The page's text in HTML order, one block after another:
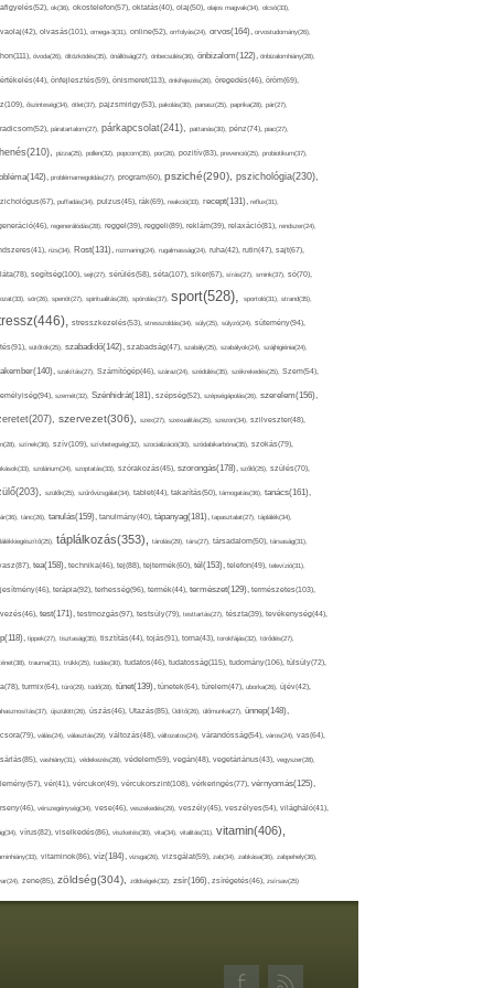
ok(36), okostelefon(57), oktatás(40), olaj(50), olajos magvak(34), olcsó(33),
olvasás(101), omega-3(31), online(52), orrfolyás(24), orvos(164), orvostudomány(26),
óvoda(26), öltözködés(35), önállóság(27), önbecsülés(36), önbizalom(122), önbizalomhiány(28),
önfejlesztés(59), önismeret(113), önkifejezés(26), öregedés(46), öröm(69),
őszinteség(34), ötlet(37), pajzsmirigy(53), pakolás(30), panasz(25), paprika(28), pár(27),
páratartalom(27), párkapcsolat(241), pattanás(30), pénz(74), piac(27),
pizza(25), pollen(32), popcorn(35), por(26), pozitív(83), prevenció(25), probiotikum(37),
problémamegoldás(27), program(60), psziché(290), pszichológia(230),
puffadás(34), pulzus(45), rák(69), reakció(33), recept(131), reflux(31),
regenerálódás(28), reggel(39), reggeli(89), reklám(39), relaxáció(81), rendszer(24),
rizs(34), Rost(131), rozmaring(24), rugalmasság(24), ruha(42), rutin(47), sajt(67),
segítség(100), sejt(27), sérülés(58), séta(107), siker(67), sírás(27), smink(37), só(70),
sör(26), spenót(27), spiritualitás(28), spórolás(37), sport(528), sportoló(31), strand(35),
stresszkezelés(53), stresszoldás(34), súly(25), súlyzó(24), sütemény(94),
sütőtök(25), szabadidő(142), szabadság(47), szabály(25), szabályok(24), szájhigiénia(24),
szakítás(27), Számítógép(46), száraz(24), szédülés(35), székrekedés(25), Szem(54),
szemét(32), Szénhidrát(181), szépség(52), szépségápolás(26), szerelem(156),
szervezet(306), szex(27), szexualitás(25), szezon(34), szilveszter(48),
színek(36), szív(109), szívbetegség(32), szocializáció(30), szódabikarbóna(35), szokás(79),
szolárium(24), szoptatás(33), szórakozás(45), szorongás(178), szőlő(25), szülés(70),
szülők(25), szűrővizsgálat(34), tablet(44), takarítás(50), támogatás(36), tanács(161),
tánc(26), tanulás(159), tanulmány(40), tápanyag(181), tapasztalat(27), táplálék(34),
táplálkozás(353), tárolás(29), társ(27), társadalom(50), társaság(31),
tea(158), technika(46), tej(88), tejtermék(60), tél(153), telefon(49), televízió(31),
terápia(92), terhesség(96), termék(44), természet(129), természetes(103),
test(171), testmozgás(97), testsúly(79), testtartás(27), tészta(39), tevékenység(44),
tippek(27), tisztaság(35), tisztítás(44), tojás(91), torna(43), torokfájás(32), törődés(27),
trauma(31), trükk(25), tudás(30), tudatos(46), tudatosság(115), tudomány(106), túlsúly(72),
turmix(64), túró(29), tüdő(28), tünet(139), tünetek(64), türelem(47), uborka(26), újév(42),
újszülött(26), úszás(46), Utazás(85), Üdítő(26), ülőmunka(27), ünnep(148),
válás(24), választás(29), változás(48), változatos(24), várandósság(54), város(24), vas(64),
vashiány(31), védekezés(28), védelem(59), vegán(48), vegetáriánus(43), vegyszer(28),
vér(41), vércukor(49), vércukorszint(108), vérkeringés(77), vérnyomás(125),
vérszegénység(34), vese(46), veszekedés(29), veszély(45), veszélyes(54), világháló(41),
vírus(82), viselkedés(86), viszketés(30), vita(34), vitalitás(31), vitamin(406),
vitaminok(86), víz(184), vizsga(26), vizsgálat(59), zab(34), zabkása(36), zabpehely(36),
zene(85), zöldség(304), zöldségek(32), zsír(166), zsírégetés(46), zsírsav(25)